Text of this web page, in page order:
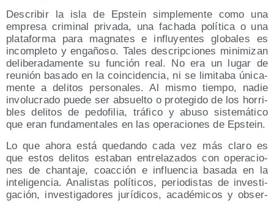
Des­cri­bir la isla de Eps­tein sim­ple­men­te como una
empre­sa cri­mi­nal pri­va­da, una facha­da polí­ti­ca o una
pla­ta­for­ma para mag­na­tes e influ­yen­tes glo­ba­les es
incom­ple­to y enga­ño­so. Tales des­crip­cio­nes mini­mi­zan
deli­be­ra­da­men­te su fun­ción real. No era un lugar de
reu­nión basa­do en la coin­ci­den­cia, ni se limi­ta­ba úni­ca­
men­te a deli­tos per­so­na­les. Al mis­mo tiem­po, nadie
invo­lu­cra­do pue­de ser absuel­to o pro­te­gi­do de los horri­
bles deli­tos de pedofi­lia, trá­fi­co y abu­so sis­te­má­ti­co
que eran fun­da­men­ta­les en las ope­ra­cio­nes de Epstein.
Lo que aho­ra está que­dan­do cada vez más cla­ro es
que estos deli­tos esta­ban entre­la­za­dos con ope­ra­cio­
nes de chan­ta­je, coac­ción e influen­cia basa­da en la
inte­li­gen­cia. Ana­lis­tas polí­ti­cos, perio­dis­tas de inves­ti­
ga­ción, inves­ti­ga­do­res jurí­di­cos, aca­dé­mi­cos y obser­